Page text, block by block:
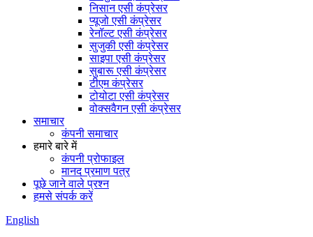
निसान एसी कंप्रेसर
प्यूजो एसी कंप्रेसर
रेनॉल्ट एसी कंप्रेसर
सुजुकी एसी कंप्रेसर
साइपा एसी कंप्रेसर
सुबारू एसी कंप्रेसर
टीएम कंप्रेसर
टोयोटा एसी कंप्रेसर
वोक्सवैगन एसी कंप्रेसर
समाचार
कंपनी समाचार
हमारे बारे में
कंपनी प्रोफाइल
मानद प्रमाण पत्र
पूछे जाने वाले प्रश्न
हमसे संपर्क करें
English